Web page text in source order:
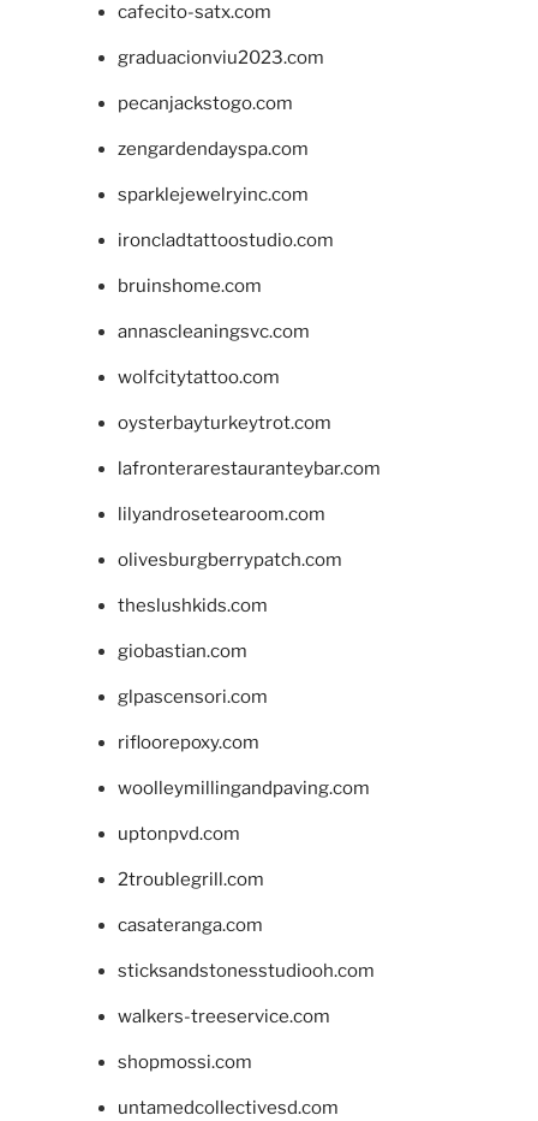
cafecito-satx.com
graduacionviu2023.com
pecanjackstogo.com
zengardendayspa.com
sparklejewelryinc.com
ironcladtattoostudio.com
bruinshome.com
annascleaningsvc.com
wolfcitytattoo.com
oysterbayturkeytrot.com
lafronterarestauranteybar.com
lilyandrosetearoom.com
olivesburgberrypatch.com
theslushkids.com
giobastian.com
glpascensori.com
rifloorepoxy.com
woolleymillingandpaving.com
uptonpvd.com
2troublegrill.com
casateranga.com
sticksandstonesstudiooh.com
walkers-treeservice.com
shopmossi.com
untamedcollectivesd.com